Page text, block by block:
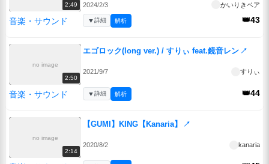
2:49 2024/2/3 かいりきベア
音楽・サウンド 👑43
▼詳細 解析
no image
2:50
エゴロック(long ver.) / すりぃ feat.鏡音レン ↗
2021/9/7 すりぃ
音楽・サウンド 👑44
▼詳細 解析
no image
2:14
【GUMI】KING【Kanaria】 ↗
2020/8/2 kanaria